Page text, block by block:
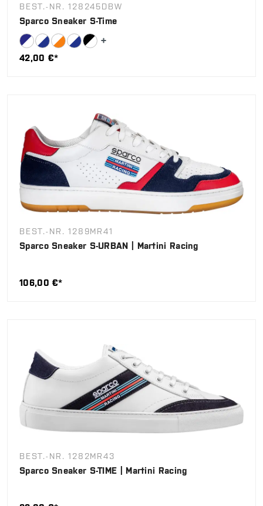
BEST.-NR. 128245DBW
Sparco Sneaker S-Time
42,00 €*
BEST.-NR. 1289MR41
Sparco Sneaker S-URBAN | Martini Racing
106,00 €*
BEST.-NR. 1282MR43
Sparco Sneaker S-TIME | Martini Racing